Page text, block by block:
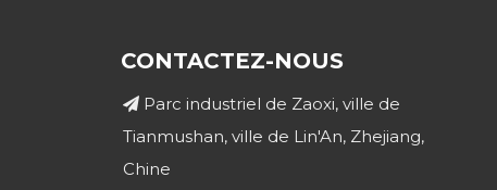
CONTACTEZ-NOUS
 Parc industriel de Zaoxi, ville de
Tianmushan, ville de Lin'An, Zhejiang,
Chine